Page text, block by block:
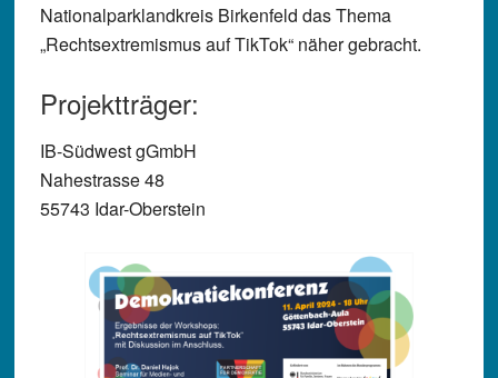
Nationalparklandkreis Birkenfeld das Thema
„Rechtsextremismus auf TikTok“ näher gebracht.
Projektträger:
IB-Südwest gGmbH
Nahestrasse 48
55743 Idar-Oberstein